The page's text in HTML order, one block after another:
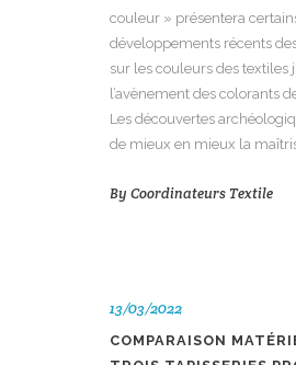
couleur » présentera
développements récents
sur les couleurs des textiles
l’avènement des colorants
Les découvertes
de mieux en mieux la
By Coordinateurs Textile
13/03/2022
COMPARAISON